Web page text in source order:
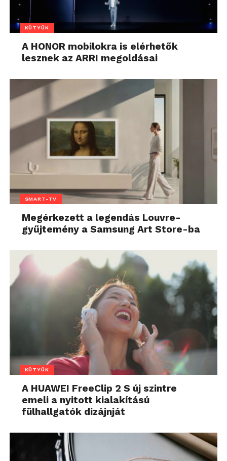
KÜTYÜK
A HONOR mobilokra is elérhetők
lesznek az ARRI megoldásai
SMART-TV
Megérkezett a legendás Louvre-
gyűjtemény a Samsung Art Store-ba
KÜTYÜK
A HUAWEI FreeClip 2 S új szintre
emeli a nyitott kialakítású
fülhallgatók dizájnját